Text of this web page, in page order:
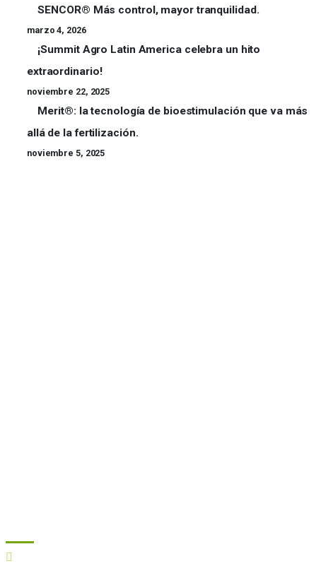
SENCOR® Más control, mayor tranquilidad.
marzo 4, 2026
¡Summit Agro Latin America celebra un hito
extraordinario!
noviembre 22, 2025
Merit®: la tecnología de bioestimulación que va más
allá de la fertilización.
noviembre 5, 2025